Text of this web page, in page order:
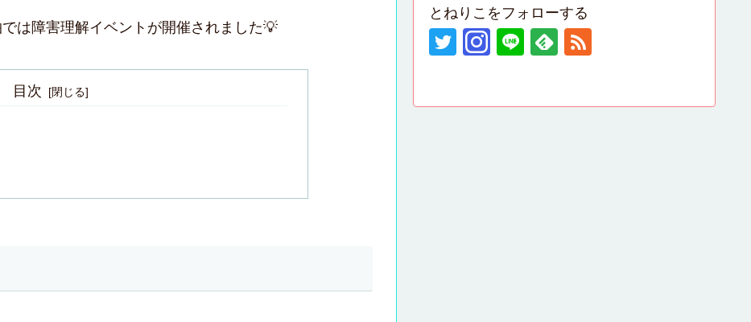
は障害理解イベントが開催されました💡
目次
とねりこをフォローする